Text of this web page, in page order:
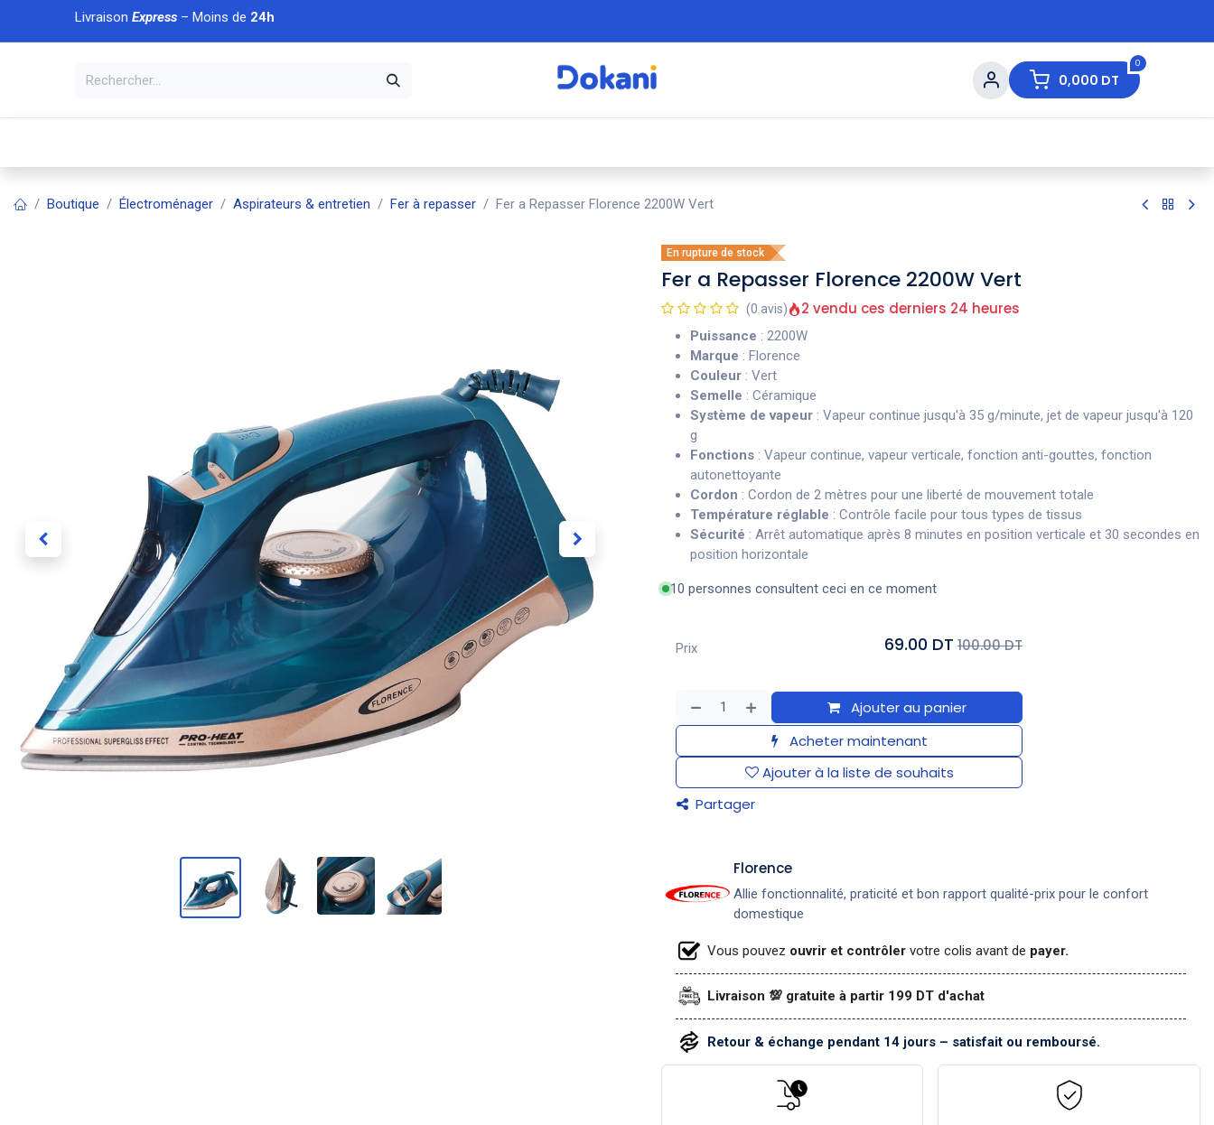
Se rendre au contenu
Livraison Express– Moins de 24h
0
0,000 DT
À DÉCOUVRIR
Boutique Électroménager Aspirateurs & entretien Fer à repasser Fer a Repasser Florence 2200W Vert
En rupture de stock
Fer a Repasser Florence 2200W Vert
(0 avis) 2 vendu ces derniers 24 heures
Puissance : 2200W
Marque : Florence
Couleur : Vert
Semelle : Céramique
Système de vapeur : Vapeur continue jusqu'à 35 g/minute, jet de vapeur jusqu'à 120
g
Fonctions : Vapeur continue, vapeur verticale, fonction anti-gouttes, fonction
autonettoyante
Cordon : Cordon de 2 mètres pour une liberté de mouvement totale
Température réglable : Contrôle facile pour tous types de tissus
Sécurité : Arrêt automatique après 8 minutes en position verticale et 30 secondes en
position horizontale
10 personnes consultent ceci en ce moment
Ajouter au panier
Acheter maintenant
Ajouter à la liste de souhaits
Partager
Prix 69.00 DT 100.00 DT
​Florence
Allie fonctionnalité, praticité et bon rapport qualité-prix pour le confort
domestique
Vous pouvez ouvrir et contrôler votre colis avant de payer.
Livraison 💯 gratuite à partir 199 DT d'achat
Retour & échange pendant 14 jours – satisfait ou remboursé.